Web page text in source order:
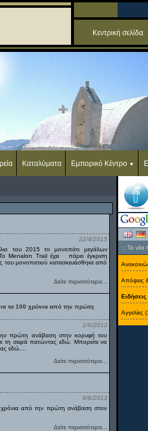
Κεντρική σελίδα
Καταλύματα Εμπορικό Κέντρο
22/4/2015
του 2015 το μονοπάτι μεγάλων
Menalon Trail έχει πάρει έγκριση
μονοπατιού κατασκευάσθηκε από
Δείτε περισσότερα...
τα 100 χρόνια από την πρώτη
2/9/2013
πρώτη ανάβαση στην κορυφή του
τη σειρά πατώντας εδώ. Μπορείτε να
εδώ....
Δείτε περισσότερα...
6/8/2013
από την πρώτη ανάβαση στον
Δείτε περισσότερα...
:: Τα νέα
Απόψεις
Ειδήσεις
Αγγελίες